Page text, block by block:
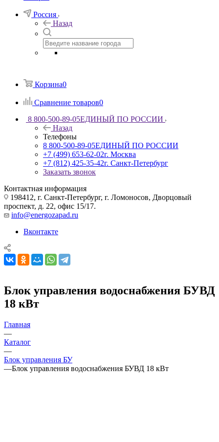
Россия
Назад
Корзина0
Сравнение товаров0
8 800-500-89-05ЕДИНЫЙ ПО РОССИИ
Назад
Телефоны
8 800-500-89-05ЕДИНЫЙ ПО РОССИИ
+7 (499) 653-62-02г. Москва
+7 (812) 425-35-42г. Санкт-Петербург
Заказать звонок
Контактная информация
198412, г. Санкт-Петербург, г. Ломоносов, Дворцовый
проспект, д. 22, офис 15/17.
info@energozapad.ru
Вконтакте
Блок управления водоснабжения БУВД
18 кВт
Главная
—
Каталог
—
Блок управления БУ
—Блок управления водоснабжения БУВД 18 кВт